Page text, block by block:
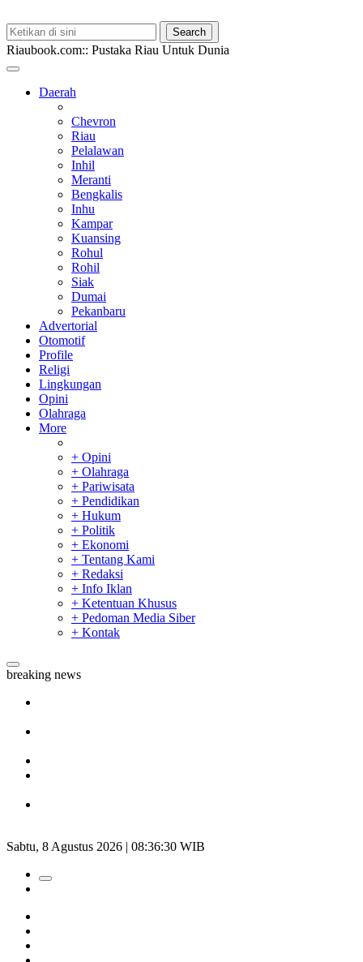
Riaubook.com:: Pustaka Riau Untuk Dunia
Daerah
Chevron
Riau
Pelalawan
Inhil
Meranti
Bengkalis
Inhu
Kampar
Kuansing
Rohul
Rohil
Siak
Dumai
Pekanbaru
Advertorial
Otomotif
Profile
Religi
Lingkungan
Opini
Olahraga
More
+ Opini
+ Olahraga
+ Pariwisata
+ Pendidikan
+ Hukum
+ Politik
+ Ekonomi
+ Tentang Kami
+ Redaksi
+ Info Iklan
+ Ketentuan Khusus
+ Pedoman Media Siber
+ Kontak
breaking news
Sabtu, 8 Agustus 2026 | 08:36:31 WIB